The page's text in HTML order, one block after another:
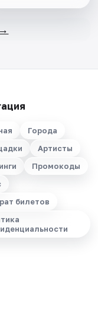
→
Города
Артисты
Промокоды
билетов